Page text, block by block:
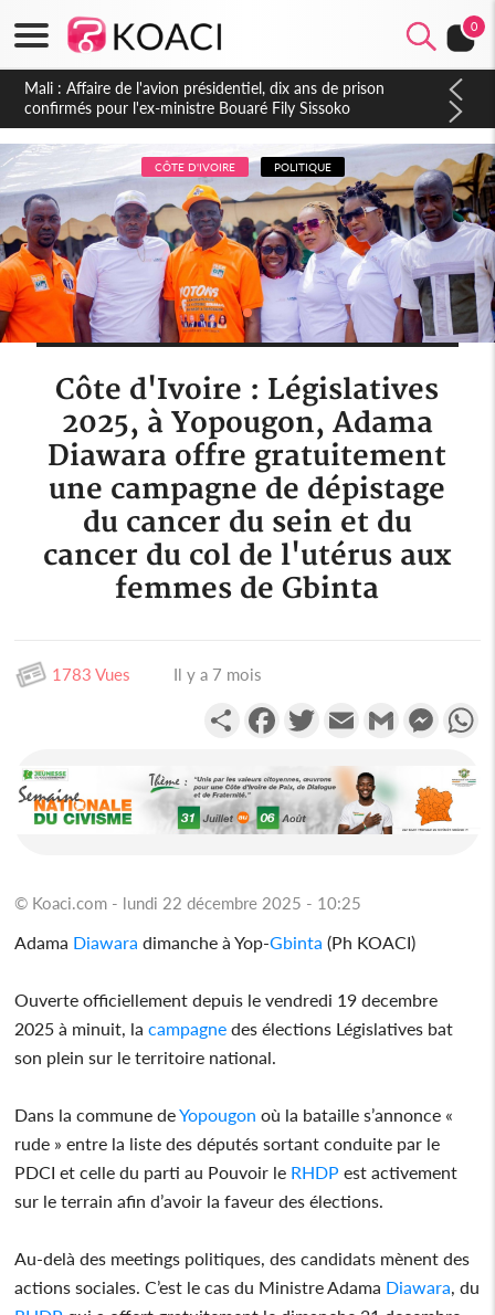
0
Nigeria : Le Togo et le Cameroun principaux acheteurs des
produits de la raffinerie Dangote en juillet
CÔTE D'IVOIRE POLITIQUE
Côte d'Ivoire : Législatives
2025, à Yopougon, Adama
Diawara offre gratuitement
une campagne de dépistage
du cancer du sein et du
cancer du col de l'utérus aux
femmes de Gbinta
1783 Vues Il y a 7 mois
PartagerFacebookTwitterEmail Gmail
© Koaci.com - lundi 22 décembre 2025 - 10:25
Adama Diawara dimanche à Yop-Gbinta (Ph KOACI)
Ouverte officiellement depuis le vendredi 19 decembre
2025 à minuit, lacampagne des élections Législatives bat
son plein sur le territoire national.
Dans la commune deYopougon où la bataille s’annonce «
rude » entre la liste des députés sortant conduite par le
PDCI et celle du parti au Pouvoir le RHDP est activement
sur le terrain afin d’avoir la faveur des élections.
Au-delà des meetings politiques, des candidats mènent des
actions sociales. C’est le cas du Ministre Adama Diawara, du